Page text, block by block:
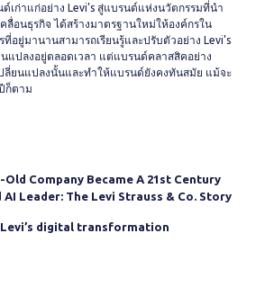
เก่าแก่อย่าง Levi’s สู่แบรนด์แห่งนวัตกรรมที่นำ
ลื่อนธุรกิจ ได้สร้างมาตรฐานใหม่ให้องค์กรใน
อยู่มานานสามารถเรียนรู้และปรับตัวอย่าง Levi’s
แปลงอยู่ตลอดเวลา แต่แบรนด์คลาสสิคอย่าง
เปลี่ยนแปลงนั้นและทำให้แบรนด์ยังคงทันสมัย แม้จะ
ก็ตาม
Old Company Became A 21st Century
AI Leader: The Levi Strauss & Co. Story
digital transformation